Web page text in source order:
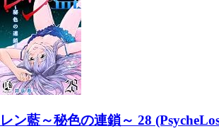
レン藍～秘色の連鎖～ 28